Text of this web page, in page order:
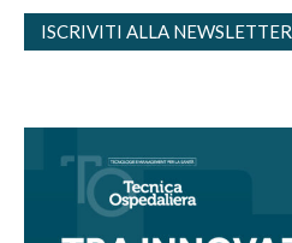
ISCRIVITI ALLA NEWSLETTER